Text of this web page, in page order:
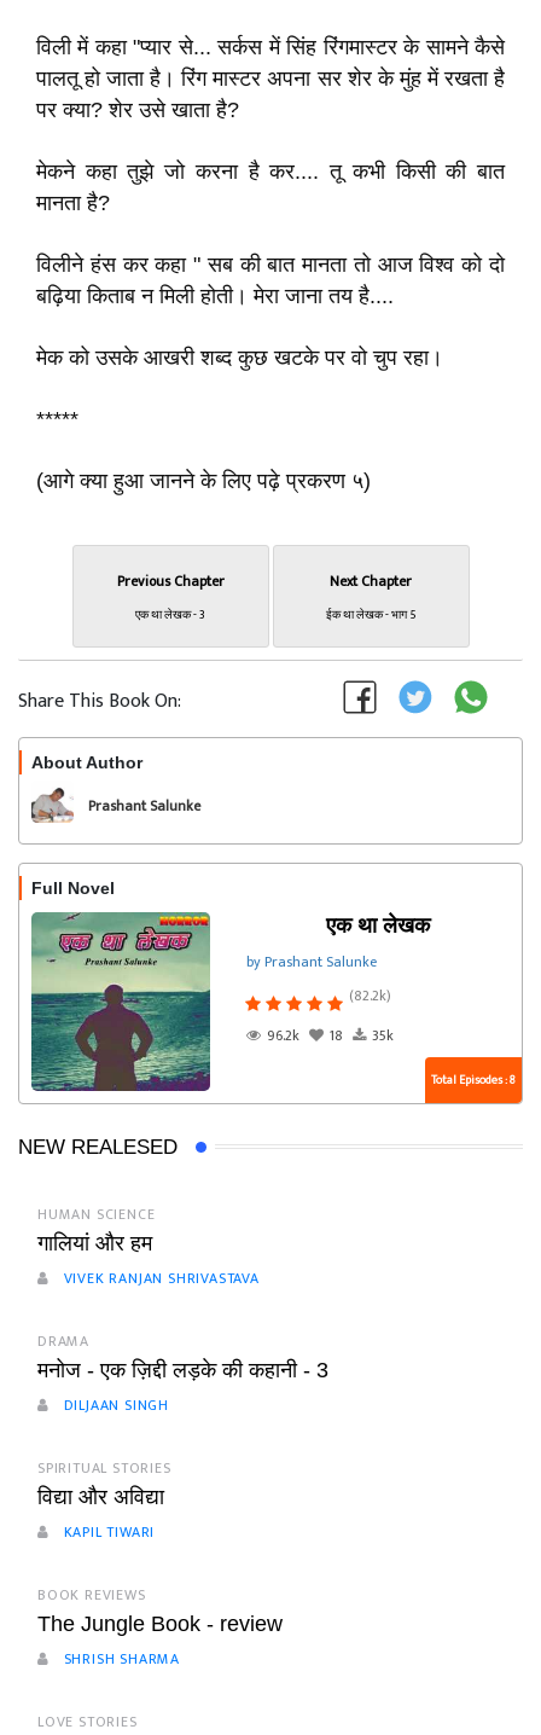
विली में कहा "प्यार से... सर्कस में सिंह रिंगमास्टर के सामने कैसे
पालतू हो जाता है। रिंग मास्टर अपना सर शेर के मुंह में रखता है
पर क्या? शेर उसे खाता है?
मेकने कहा तुझे जो करना है कर.... तू कभी किसी की बात
मानता है?
विलीने हंस कर कहा " सब की बात मानता तो आज विश्व को दो
बढ़िया किताब न मिली होती। मेरा जाना तय है....
मेक को उसके आखरी शब्द कुछ खटके पर वो चुप रहा।
*****
(आगे क्या हुआ जानने के लिए पढ़े प्रकरण ५)
Previous Chapter
एक था लेखक - 3
Next Chapter
ईक था लेखक - भाग 5
Share This Book On:
About Author
Prashant Salunke
Full Novel
एक था लेखक
by Prashant Salunke
(82.2k)
96.2k
18 35k
Total Episodes : 8
NEW REALESED
HUMAN SCIENCE
गालियां और हम
VIVEK RANJAN SHRIVASTAVA
DRAMA
मनोज - एक ज़िद्दी लड़के की कहानी - 3
DILJAAN SINGH
SPIRITUAL STORIES
विद्या और अविद्या
KAPIL TIWARI
BOOK REVIEWS
The Jungle Book - review
SHRISH SHARMA
LOVE STORIES